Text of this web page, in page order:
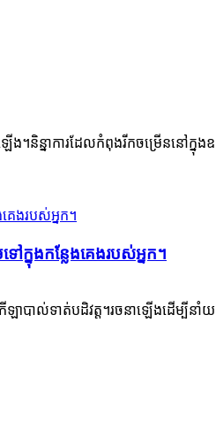
ង។និន្នាការដែលកំពុងរីកចម្រើននៅ
នុងកន្លែងគេងរបស់អ្នក។
ល់ទាត់បដិវត្ត។រចនាឡើងដើម្បីនាំយ